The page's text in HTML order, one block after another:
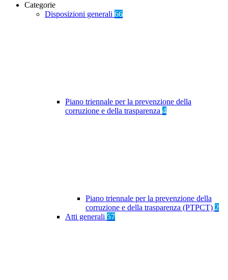
Categorie
Disposizioni generali 66
Piano triennale per la prevenzione della
corruzione e della trasparenza 4
Piano triennale per la prevenzione della
corruzione e della trasparenza (PTPCT) 2
Atti generali 57